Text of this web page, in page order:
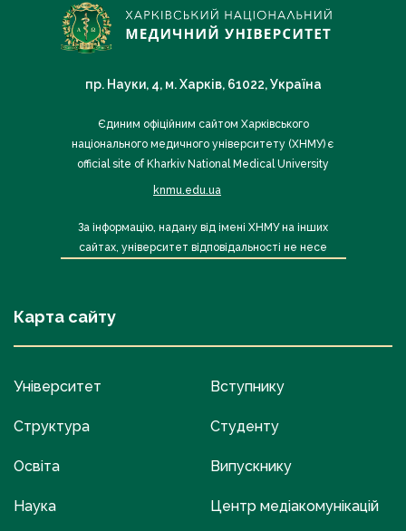
пр. Науки, 4, м. Харків, 61022, Україна
Єдиним офіційним сайтом Харківського
національного медичного університету (ХНМУ) є
official site of Kharkiv National Medical University
knmu.edu.ua
За інформацію, надану від імені ХНМУ на інших
сайтах, університет відповідальності не несе
Карта сайту
Університет
Структура
Освіта
Наука
Вступнику
Студенту
Випускнику
Центр медіакомунікацій